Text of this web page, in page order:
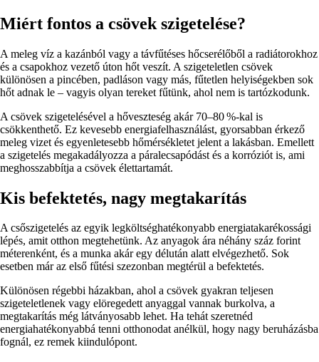
Miért fontos a csövek szigetelése?
A meleg víz a kazánból vagy a távfűtéses hőcserélőből a radiátorokhoz
és a csapokhoz vezető úton hőt veszít. A szigeteletlen csövek
különösen a pincében, padláson vagy más, fűtetlen helyiségekben sok
hőt adnak le – vagyis olyan tereket fűtünk, ahol nem is tartózkodunk.
A csövek szigetelésével a hőveszteség akár 70–80 %-kal is
csökkenthető. Ez kevesebb energiafelhasználást, gyorsabban érkező
meleg vizet és egyenletesebb hőmérsékletet jelent a lakásban. Emellett
a szigetelés megakadályozza a páralecsapódást és a korróziót is, ami
meghosszabbítja a csövek élettartamát.
Kis befektetés, nagy megtakarítás
A csőszigetelés az egyik legköltséghatékonyabb energiatakarékossági
lépés, amit otthon megtehetünk. Az anyagok ára néhány száz forint
méterenként, és a munka akár egy délután alatt elvégezhető. Sok
esetben már az első fűtési szezonban megtérül a befektetés.
Különösen régebbi házakban, ahol a csövek gyakran teljesen
szigeteletlenek vagy elöregedett anyaggal vannak burkolva, a
megtakarítás még látványosabb lehet. Ha tehát szeretnéd
energiahatékonyabbá tenni otthonodat anélkül, hogy nagy beruházásba
fognál, ez remek kiindulópont.